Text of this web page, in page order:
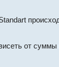
от суммы